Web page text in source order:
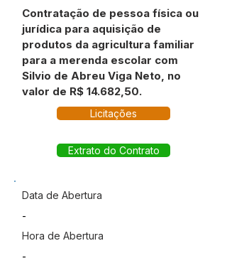
Contratação de pessoa física ou
jurídica para aquisição de
produtos da agricultura familiar
para a merenda escolar com
Silvio de Abreu Viga Neto, no
valor de R$ 14.682,50.
Licitações
Extrato do Contrato
Data de Abertura
-
Hora de Abertura
-